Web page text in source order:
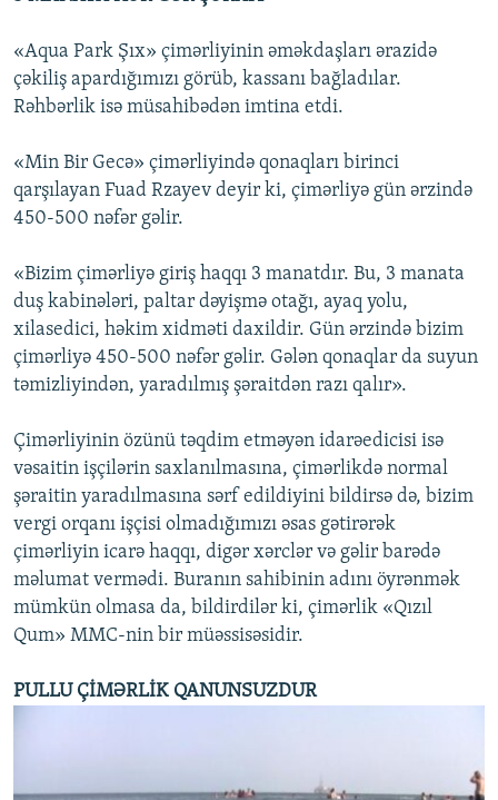
«Aqua Park Şıx» çimərliyinin əməkdaşları ərazidə
çəkiliş apardığımızı görüb, kassanı bağladılar.
Rəhbərlik isə müsahibədən imtina etdi.
«Min Bir Gecə» çimərliyində qonaqları birinci
qarşılayan Fuad Rzayev deyir ki, çimərliyə gün ərzində
450-500 nəfər gəlir.
«Bizim çimərliyə giriş haqqı 3 manatdır. Bu, 3 manata
duş kabinələri, paltar dəyişmə otağı, ayaq yolu,
xilasedici, həkim xidməti daxildir. Gün ərzində bizim
çimərliyə 450-500 nəfər gəlir. Gələn qonaqlar da suyun
təmizliyindən, yaradılmış şəraitdən razı qalır».
Çimərliyinin özünü təqdim etməyən idarəedicisi isə
vəsaitin işçilərin saxlanılmasına, çimərlikdə normal
şəraitin yaradılmasına sərf edildiyini bildirsə də, bizim
vergi orqanı işçisi olmadığımızı əsas gətirərək
çimərliyin icarə haqqı, digər xərclər və gəlir barədə
məlumat vermədi. Buranın sahibinin adını öyrənmək
mümkün olmasa da, bildirdilər ki, çimərlik «Qızıl
Qum» MMC-nin bir müəssisəsidir.
PULLU ÇİMƏRLİK QANUNSUZDUR